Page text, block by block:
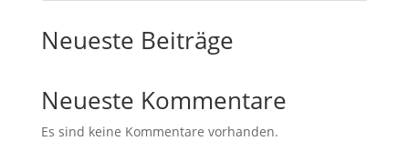
Neueste Beiträge
Neueste Kommentare
Es sind keine Kommentare vorhanden.